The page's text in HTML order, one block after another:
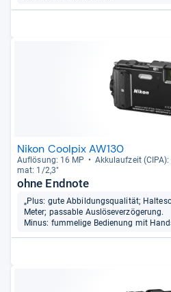
Nikon Coolpix AW130
Auf­lö­sung: 16 MP Akku­lauf­zeit
mat: 1/2,3"
ohne Endnote
„Plus: gute Abbildungsqualität;
Meter; passable Auslöseverzögerung.
Minus: fummelige Bedienung mit